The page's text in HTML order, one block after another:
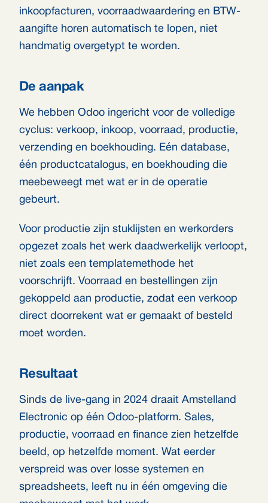
inkoopfacturen, voorraadwaardering en BTW-
aangifte horen automatisch te lopen, niet
handmatig overgetypt te worden.
De aanpak
We hebben Odoo ingericht voor de volledige
cyclus: verkoop, inkoop, voorraad, productie,
verzending en boekhouding. Eén database,
één productcatalogus, en boekhouding die
meebeweegt met wat er in de operatie
gebeurt.
Voor productie zijn stuklijsten en werkorders
opgezet zoals het werk daadwerkelijk verloopt,
niet zoals een templatemethode het
voorschrijft. Voorraad en bestellingen zijn
gekoppeld aan productie, zodat een verkoop
direct doorrekent wat er gemaakt of besteld
moet worden.
Resultaat
Sinds de live-gang in 2024 draait Amstelland
Electronic op één Odoo-platform. Sales,
productie, voorraad en finance zien hetzelfde
beeld, op hetzelfde moment. Wat eerder
verspreid was over losse systemen en
spreadsheets, leeft nu in één omgeving die